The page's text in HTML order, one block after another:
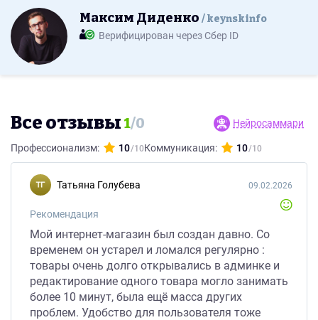
Максим Диденко keynskinfo
Верифицирован через Сбер ID
Все отзывы1/0 Нейросаммари
Профессионализм: 10 Коммуникация: 10
Татьяна Голубева
Рекомендация
09.02.2026
Мой интернет-магазин был создан давно. Со
временем он устарел и ломался регулярно :
товары очень долго открывались в админке и
редактирование одного товара могло занимать
более 10 минут, была ещё масса других
проблем. Удобство для пользователя тоже